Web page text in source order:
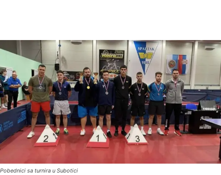
Pobednici sa turnira u Subotici